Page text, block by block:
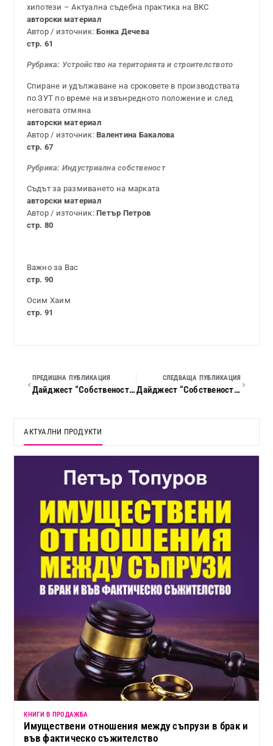
хипотези – Актуална съдебна практика на ВКС
авторски материал
Автор / източник:Бонка Дечева
стр. 61
Рубрика: Устройство на територията и строителството
Спиране и удължаване на сроковете в производствата
по ЗУТ по време на извънредното положение и след
неговата отмяна
авторски материал
Автор / източник:Валентина Бакалова
стр. 67
Рубрика: Индустриална собственост
Съдът за размиването на марката
авторски материал
Автор / източник:Петър Петров
стр. 80
Важно за Вас
стр. 90
Осим Хаим
стр. 91
ПРЕДИШНА ПУБЛИКАЦИЯ
Дайджест “Собственост и право”, 2020 г., кн. 04/05
СЛЕДВАЩА ПУБЛИКАЦИЯ
Дайджест “Собственост и право”, 2020 г., кн. 07
АКТУАЛНИ ПРОДУКТИ
КНИГИ В ПРОДАЖБА
Имуществени отношения между съпрузи в брак и
във фактическо съжителство